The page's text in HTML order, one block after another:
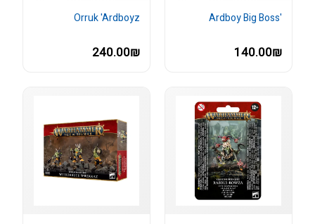
'Ardboy Big Boss
140.00₪
Orruk 'Ardboyz
240.00₪